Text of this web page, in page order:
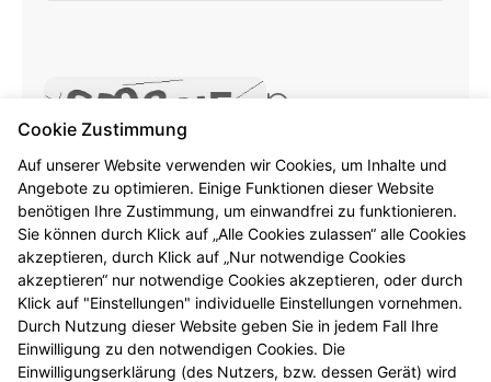
Ich habe dieDatenschutzhinweisezur
Kenntnis genommen.
Formular jetzt absenden
Alle mit * gekennzeichneten Felder sind
Pflichtangaben.
Cookie Zustimmung
Auf unserer Website verwenden wir Cookies, um Inhalte und
Angebote zu optimieren. Einige Funktionen dieser Website
benötigen Ihre Zustimmung, um einwandfrei zu funktionieren.
Sie können durch Klick auf „Alle Cookies zulassen“ alle Cookies
akzeptieren, durch Klick auf „Nur notwendige Cookies
akzeptieren“ nur notwendige Cookies akzeptieren, oder durch
Klick auf "Einstellungen" individuelle Einstellungen vornehmen.
Durch Nutzung dieser Website geben Sie in jedem Fall Ihre
Einwilligung zu den notwendigen Cookies. Die
Einwilligungserklärung (des Nutzers, bzw. dessen Gerät) wird